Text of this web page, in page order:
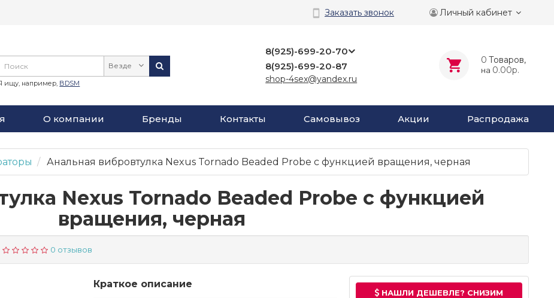
Заказать звонок Личный кабинет
8(925)-699-20-70
8(925)-699-20-87
shop-4sex@yandex.ru
0 Tоваров,
на 0.00р.
Везде
ищу, например, BDSM
О компании Бренды Контакты Самовывоз Акции Распродажа
Анальная вибровтулка Nexus Tornado Beaded Probe с функцией вращения, черная
Nexus Tornado Beaded Probe с функцией
вращения, черная
0 отзывов
Краткое описание
НАШЛИ ДЕШЕВЛЕ? СНИЗИМ